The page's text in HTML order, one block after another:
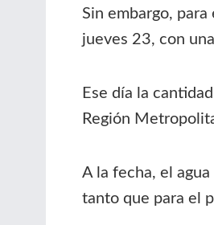
Sin embargo,
jueves 23, con
Ese día la
Región
A la fecha, el
tanto que para el